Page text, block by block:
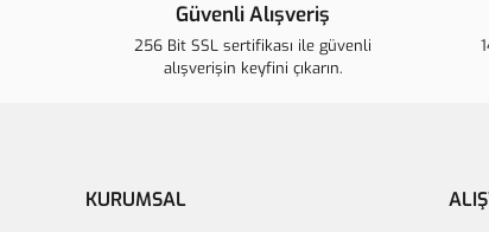
Güvenli Alışveriş
256 Bit SSL sertifikası ile güvenli
alışverişin keyfini çıkarın.
KURUMSAL